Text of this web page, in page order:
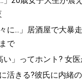
...」居酒屋で大暴
で
」ってホント? 女
きる?彼氏に内緒